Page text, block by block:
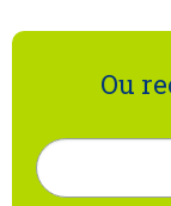
Ou
Rechercher